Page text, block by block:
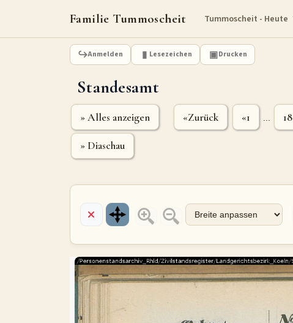
Familie Tummoscheit Tummoscheit - Heute
Anmelden Lesezeichen Drucken
Standesamt
» Alles anzeigen «Zurück «1 18
» Diaschau